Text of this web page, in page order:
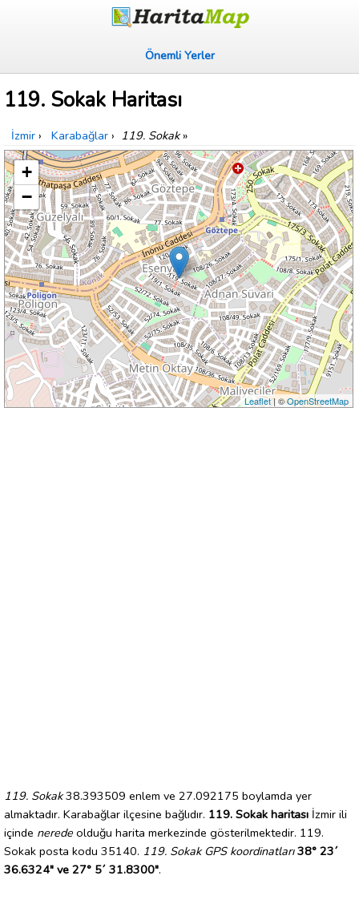
Önemli Yerler
119. Sokak Haritası
İzmir › Karabağlar › 119. Sokak»
+
−
Leaflet| ©OpenStreetMap
119. Sokak38.393509 enlem ve 27.092175 boylamda yer
almaktadır. Karabağlar ilçesine bağlıdır. 119. Sokak haritası İzmir ili
içinde nerede olduğu harita merkezinde gösterilmektedir. 119.
Sokak posta kodu 35140. 119. Sokak GPS koordinatları 38° 23´
36.6324" ve 27° 5´ 31.8300".